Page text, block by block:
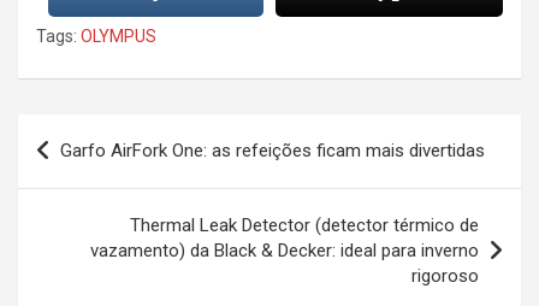
Tags: OLYMPUS
Post
navigation
Garfo AirFork One: as refeições ficam mais divertidas
Thermal Leak Detector (detector térmico de
vazamento) da Black & Decker: ideal para inverno
rigoroso